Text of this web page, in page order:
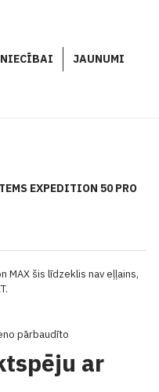
JAUNUMI
EXPEDITION 50 PRO
MAX šis līdzeklis nav eļļains,
pārbaudīto
ar